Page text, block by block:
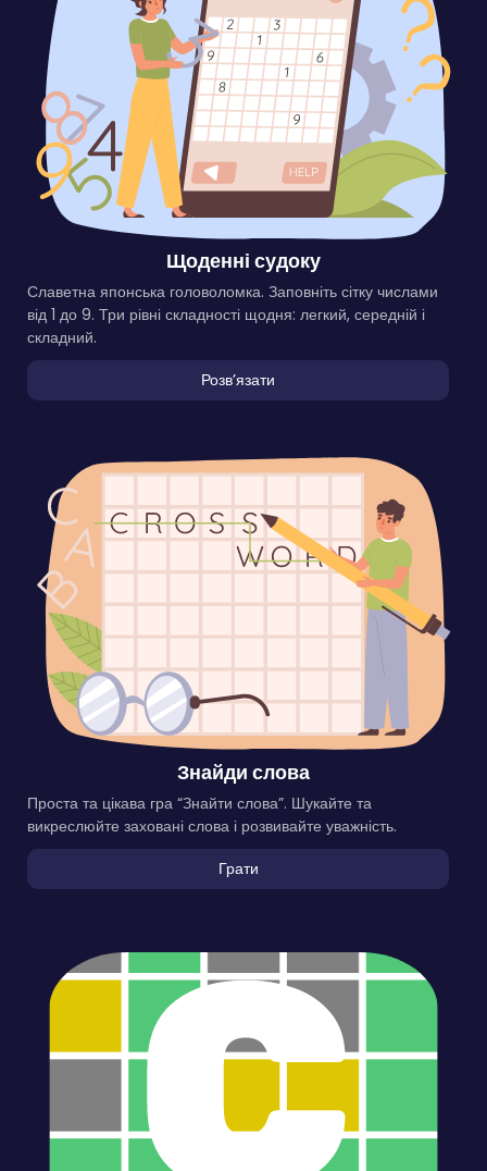
Щоденні судоку
Славетна японська головоломка. Заповніть сітку числами
від 1 до 9. Три рівні складності щодня: легкий, середній і
складний.
Розвʼязати
Знайди слова
Проста та цікава гра “Знайти слова”. Шукайте та
викреслюйте заховані слова і розвивайте уважність.
Грати